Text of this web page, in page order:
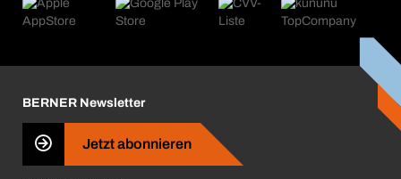
Kataloge & Broschüren
Was uns antreibt
Presse
Business Conduct
BERNER Newsletter
Jetzt abonnieren